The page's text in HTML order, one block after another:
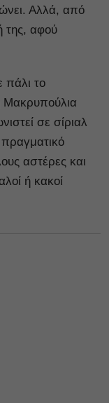
Αλλά, από
της, αφού
πάλι το
Μακρυπούλια
σε σίριαλ
αστέρες και
ή κακοί